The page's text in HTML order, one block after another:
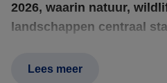
2026, waarin natuur,
landschappen centraal
Lees meer